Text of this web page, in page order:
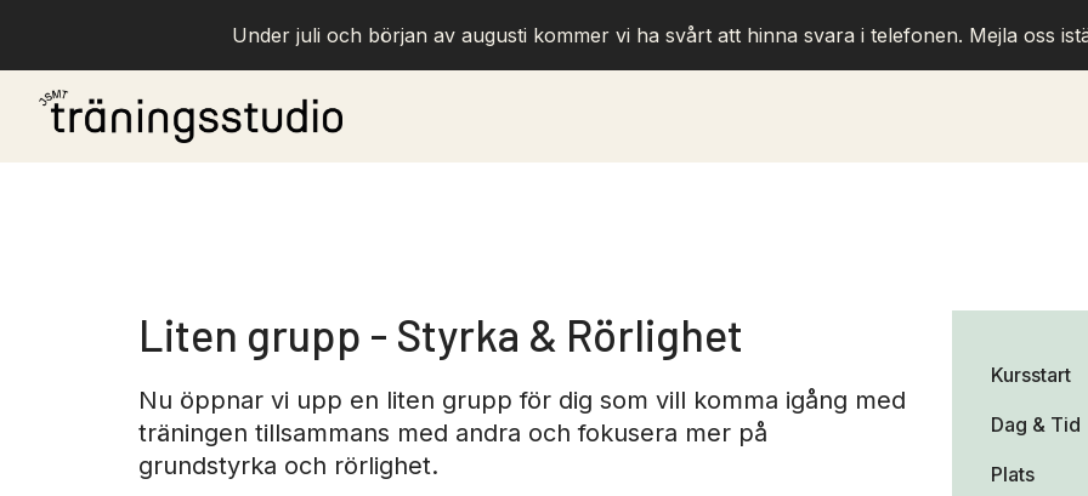
Liten grupp - Styrka & Rörlighet
Nu öppnar vi upp en liten grupp för dig som vill komma igång med
träningen tillsammans med andra och fokusera mer på
grundstyrka och rörlighet.
Kursstart
Dag & Tid
Plats
Under juli och början av augusti kommer vi ha svårt att hinna svara i telefonen. Mejla oss